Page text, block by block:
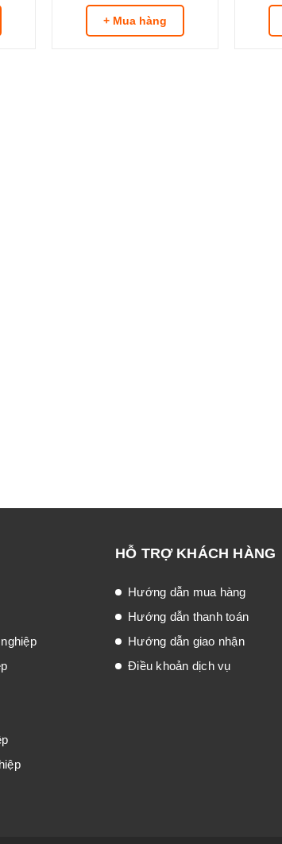
+ Mua hàng
HỖ TRỢ KHÁCH HÀNG
Hướng dẫn mua hàng
Hướng dẫn thanh toán
Hướng dẫn giao nhận
Điều khoản dịch vụ